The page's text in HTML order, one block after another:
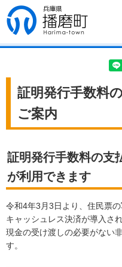
兵庫県 播磨
町
証明発行手数料
ご案内
証明発行手数料の支
が利用できます
令和4年3月3日より、住民票
キャッシュレス決済が導入さ
現金の受け渡しの必要がない
す。